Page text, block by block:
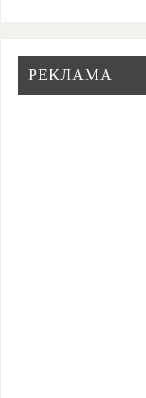
РЕКЛАМА